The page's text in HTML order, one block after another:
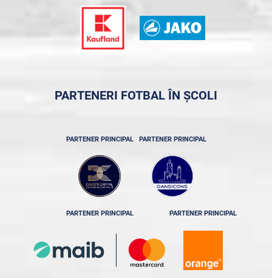
PARTENERI FOTBAL ÎN ȘCOLI
PARTENER PRINCIPAL PARTENER PRINCIPAL
PARTENER PRINCIPAL PARTENER PRINCIPAL